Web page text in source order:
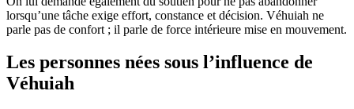
lorsqu’une tâche exige effort, constance et décision. Véhuiah ne
parle pas de confort ; il parle de force intérieure mise en mouvement.
Les personnes nées sous l’influence de
Véhuiah